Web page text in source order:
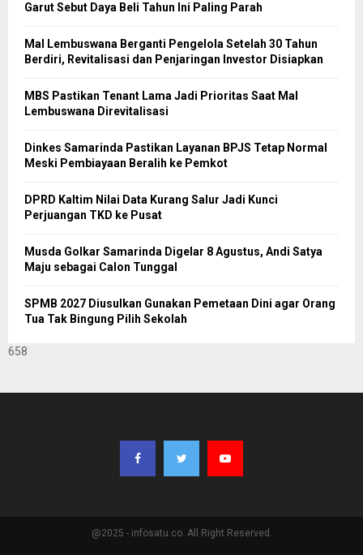
Garut Sebut Daya Beli Tahun Ini Paling Parah
Mal Lembuswana Berganti Pengelola Setelah 30 Tahun
Berdiri, Revitalisasi dan Penjaringan Investor Disiapkan
MBS Pastikan Tenant Lama Jadi Prioritas Saat Mal
Lembuswana Direvitalisasi
Dinkes Samarinda Pastikan Layanan BPJS Tetap Normal
Meski Pembiayaan Beralih ke Pemkot
DPRD Kaltim Nilai Data Kurang Salur Jadi Kunci
Perjuangan TKD ke Pusat
Musda Golkar Samarinda Digelar 8 Agustus, Andi Satya
Maju sebagai Calon Tunggal
SPMB 2027 Diusulkan Gunakan Pemetaan Dini agar Orang
Tua Tak Bingung Pilih Sekolah
658
@2025 - infosatu.co. All Right Reserved.